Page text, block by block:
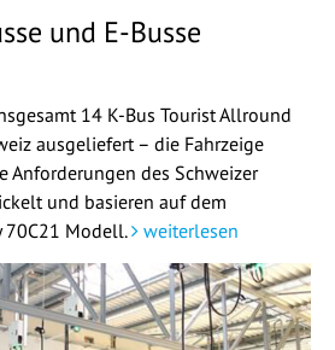
und E-Busse
14 K-Bus Tourist Allround
ausgeliefert – die Fahrzeige
Anforderungen des Schweizer
und basieren auf dem
70C21 Modell.
weiterlesen